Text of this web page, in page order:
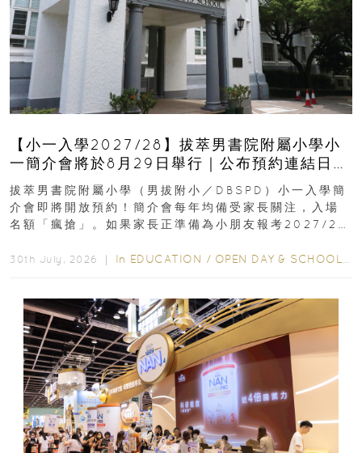
【小一入學2027/28】拔萃男書院附屬小學小
一簡介會將於8月29日舉行｜公布預約連結日期
｜更設有網上重溫
拔萃男書院附屬小學（男拔附小／DBSPD）小一入學簡
介會即將開放預約！簡介會每年均備受家長關注，入場
名額「瘋搶」。如果家長正準備為小朋友報考2027/28
30th July, 2026 ｜ In EDUCATION / OPEN DAY & SCHOOL EVENTS